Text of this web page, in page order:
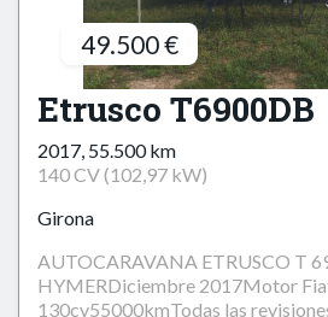
49.500 €
Etrusco T6900DB
2017, 55.500 km
140 CV (102,97 kW)
Girona
AUTOCARAVANA ETRUSCO T
HYMERDiciembre 2017Motor
130cv55000kmTodas las